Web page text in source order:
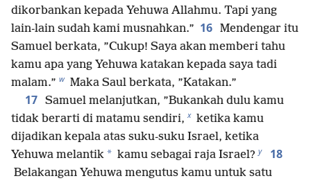
dikorbankan kepada Yehuwa Allahmu. Tapi yang
lain-lain sudah kami musnahkan.” 16 Mendengar itu
Samuel berkata, ”Cukup! Saya akan memberi tahu
kamu apa yang Yehuwa katakan kepada saya tadi
malam.” w Maka Saul berkata, ”Katakan.”
17 Samuel melanjutkan, ”Bukankah dulu kamu
tidak berarti di matamu sendiri, x ketika kamu
dijadikan kepala atas suku-suku Israel, ketika
Yehuwa melantik * kamu sebagai raja Israel? y 18
Belakangan Yehuwa mengutus kamu untuk satu